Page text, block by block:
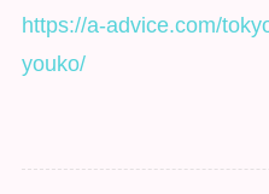
https://a-advice.com/
youko/